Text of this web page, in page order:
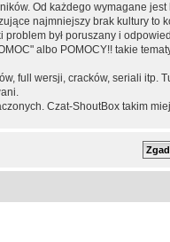
Od każdego wymagane jest
najmniejszy brak kultury to
problem był poruszany i
albo POMOCY!! takie
full wersji, cracków, seriali itp.
Czat-ShoutBox takim